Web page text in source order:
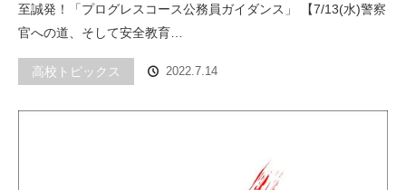
至誠発！「プログレスコース公務員ガイダンス」 【7/13(水)警察
官への道、そして安全教育…
高校トピックス 2022.7.14